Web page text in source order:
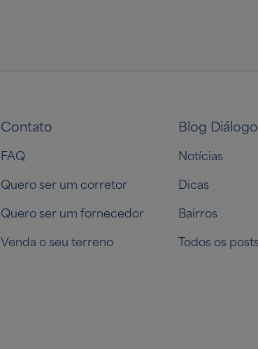
Contato
FAQ
Quero ser um corretor
Quero ser um fornecedor
Venda o seu terreno
Blog Diálogo
Notícias
Dicas
Bairros
Todos os